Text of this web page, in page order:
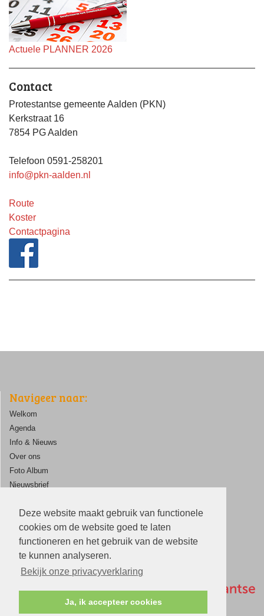
Deze website maakt gebruik van functionele
cookies om de website goed te laten
functioneren en het gebruik van de website
te kunnen analyseren.
Bekijk onze privacyverklaring
Ja, ik accepteer cookies
Actuele PLANNER 2026
Contact
Protestantse gemeente Aalden (PKN)
Kerkstraat 16
7854 PG Aalden
Telefoon 0591-258201
info@pkn-aalden.nl
Route
Koster
Contactpagina
Navigeer naar:
Welkom
Agenda
Info & Nieuws
Over ons
Foto Album
Nieuwsbrief
Contact